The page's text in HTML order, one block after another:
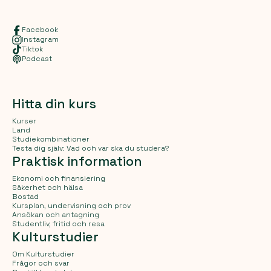
Facebook
Instagram
Tiktok
Podcast
Hitta din kurs
Kurser
Land
Studiekombinationer
Testa dig själv: Vad och var ska du studera?
Praktisk information
Ekonomi och finansiering
Säkerhet och hälsa
Bostad
Kursplan, undervisning och prov
Ansökan och antagning
Studentliv, fritid och resa
Kulturstudier
Om Kulturstudier
Frågor och svar